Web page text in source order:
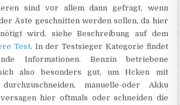
sind vor allem dann gefragt, wenn
Äste geschnitten werden sollen, da hier
wird, siehe Beschreibung auf dem
Test. In der Testsieger Kategorie findet
Informationen. Benzin betriebene
also besonders gut, um Hcken mit
manuelle-oder Akku
hier oftmals oder schneiden die